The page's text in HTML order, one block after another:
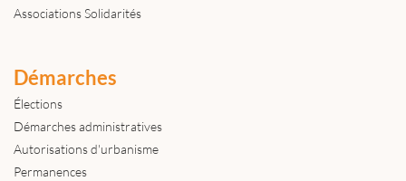
Associations Solidarités
Démarches
Élections
Démarches administratives
Autorisations d'urbanisme
Permanences